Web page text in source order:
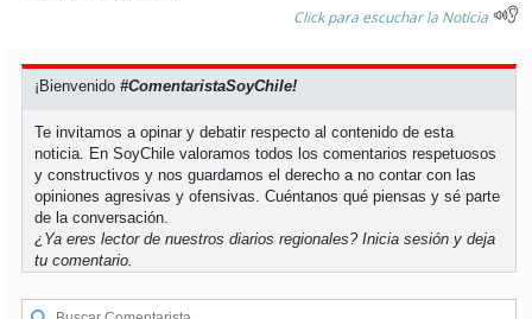
Click para escuchar la Noticia
¡Bienvenido#ComentaristaSoyChile!
Te invitamos a opinar y debatir respecto al contenido de esta
noticia. En SoyChile valoramos todos los comentarios respetuosos
y constructivos y nos guardamos el derecho a no contar con las
opiniones agresivas y ofensivas. Cuéntanos qué piensas y sé parte
de la conversación.
¿Ya eres lector de nuestros diarios regionales?Inicia sesión y deja
tu comentario.